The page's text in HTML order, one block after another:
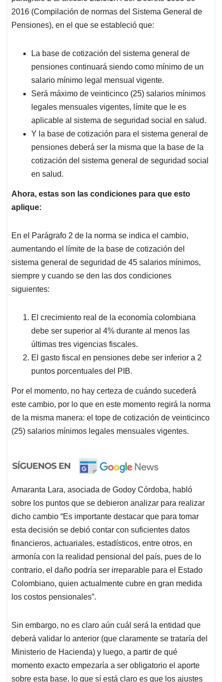
2016 (Compilación de normas del Sistema General de
Pensiones), en el que se estableció que:
La base de cotización del sistema general de
pensiones continuará siendo como mínimo de un
salario mínimo legal mensual vigente.
Será máximo de veinticinco (25) salarios mínimos
legales mensuales vigentes, límite que le es
aplicable al sistema de seguridad social en salud.
Y la base de cotización para el sistema general de
pensiones deberá ser la misma que la base de la
cotización del sistema general de seguridad social
en salud.
Ahora, estas son las condiciones para que esto
aplique:
En el Parágrafo 2 de la norma se indica el cambio,
aumentando el límite de la base de cotización del
sistema general de seguridad de 45 salarios mínimos,
siempre y cuando se den las dos condiciones
siguientes:
El crecimiento real de la economía colombiana
debe ser superior al 4% durante al menos las
últimas tres vigencias fiscales.
El gasto fiscal en pensiones debe ser inferior a 2
puntos porcentuales del PIB.
Por el momento, no hay certeza de cuándo sucederá
este cambio, por lo que en este momento regirá la norma
de la misma manera: el tope de cotización de veinticinco
(25) salarios mínimos legales mensuales vigentes.
Amaranta Lara, asociada de Godoy Córdoba, habló
sobre los puntos que se debieron analizar para realizar
dicho cambio “Es importante destacar que para tomar
esta decisión se debió contar con suficientes datos
financieros, actuariales, estadísticos, entre otros, en
armonía con la realidad pensional del país, pues de lo
contrario, el daño podría ser irreparable para el Estado
Colombiano, quien actualmente cubre en gran medida
los costos pensionales”.
Sin embargo, no es claro aún cuál será la entidad que
deberá validar lo anterior (que claramente se trataría del
Ministerio de Hacienda) y luego, a partir de qué
momento exacto empezaría a ser obligatorio el aporte
sobre esta base, lo que sí está claro es que los ajustes